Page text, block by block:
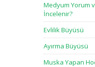
Medyum Yorum
İncelenir?
Evlilik Büyüsü
Ayırma Büyüsü
Muska Yapan